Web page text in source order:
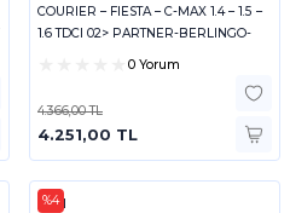
COURIER – FIESTA – C-MAX 1.4 – 1.5 –
1.6 TDCI 02> PARTNER-BERLINGO-
0 Yorum
4.366,00 TL
4.251,00 TL
%4
FEBI